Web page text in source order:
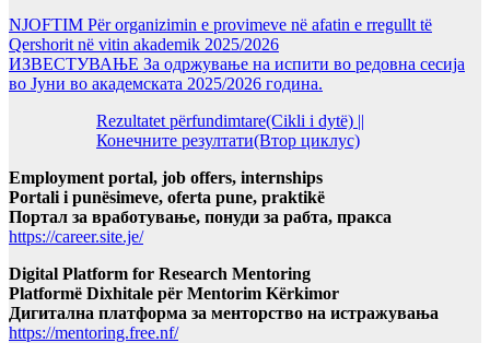
NJOFTIM Për organizimin e provimeve në afatin e rregullt të
Qershorit në vitin akademik 2025/2026
ИЗВЕСТУВАЊЕ За одржување на испити во редовна сесија
во Јуни во академската 2025/2026 година.
Rezultatet përfundimtare(Cikli i dytë) ||
Конечните резултати(Втор циклус)
Employment portal, job offers, internships
Portali i punësimeve, oferta pune, praktikë
Портал за вработување, понуди за рабта, пракса
https://career.site.je/
Digital Platform for Research Mentoring
Platformë Dixhitale për Mentorim Kërkimor
Дигитална платформа за менторство на истражувања
https://mentoring.free.nf/